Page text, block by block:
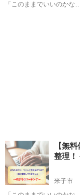
「このままでいいのかな…」
【無
整理！
米子市